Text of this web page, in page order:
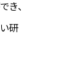
き、
研